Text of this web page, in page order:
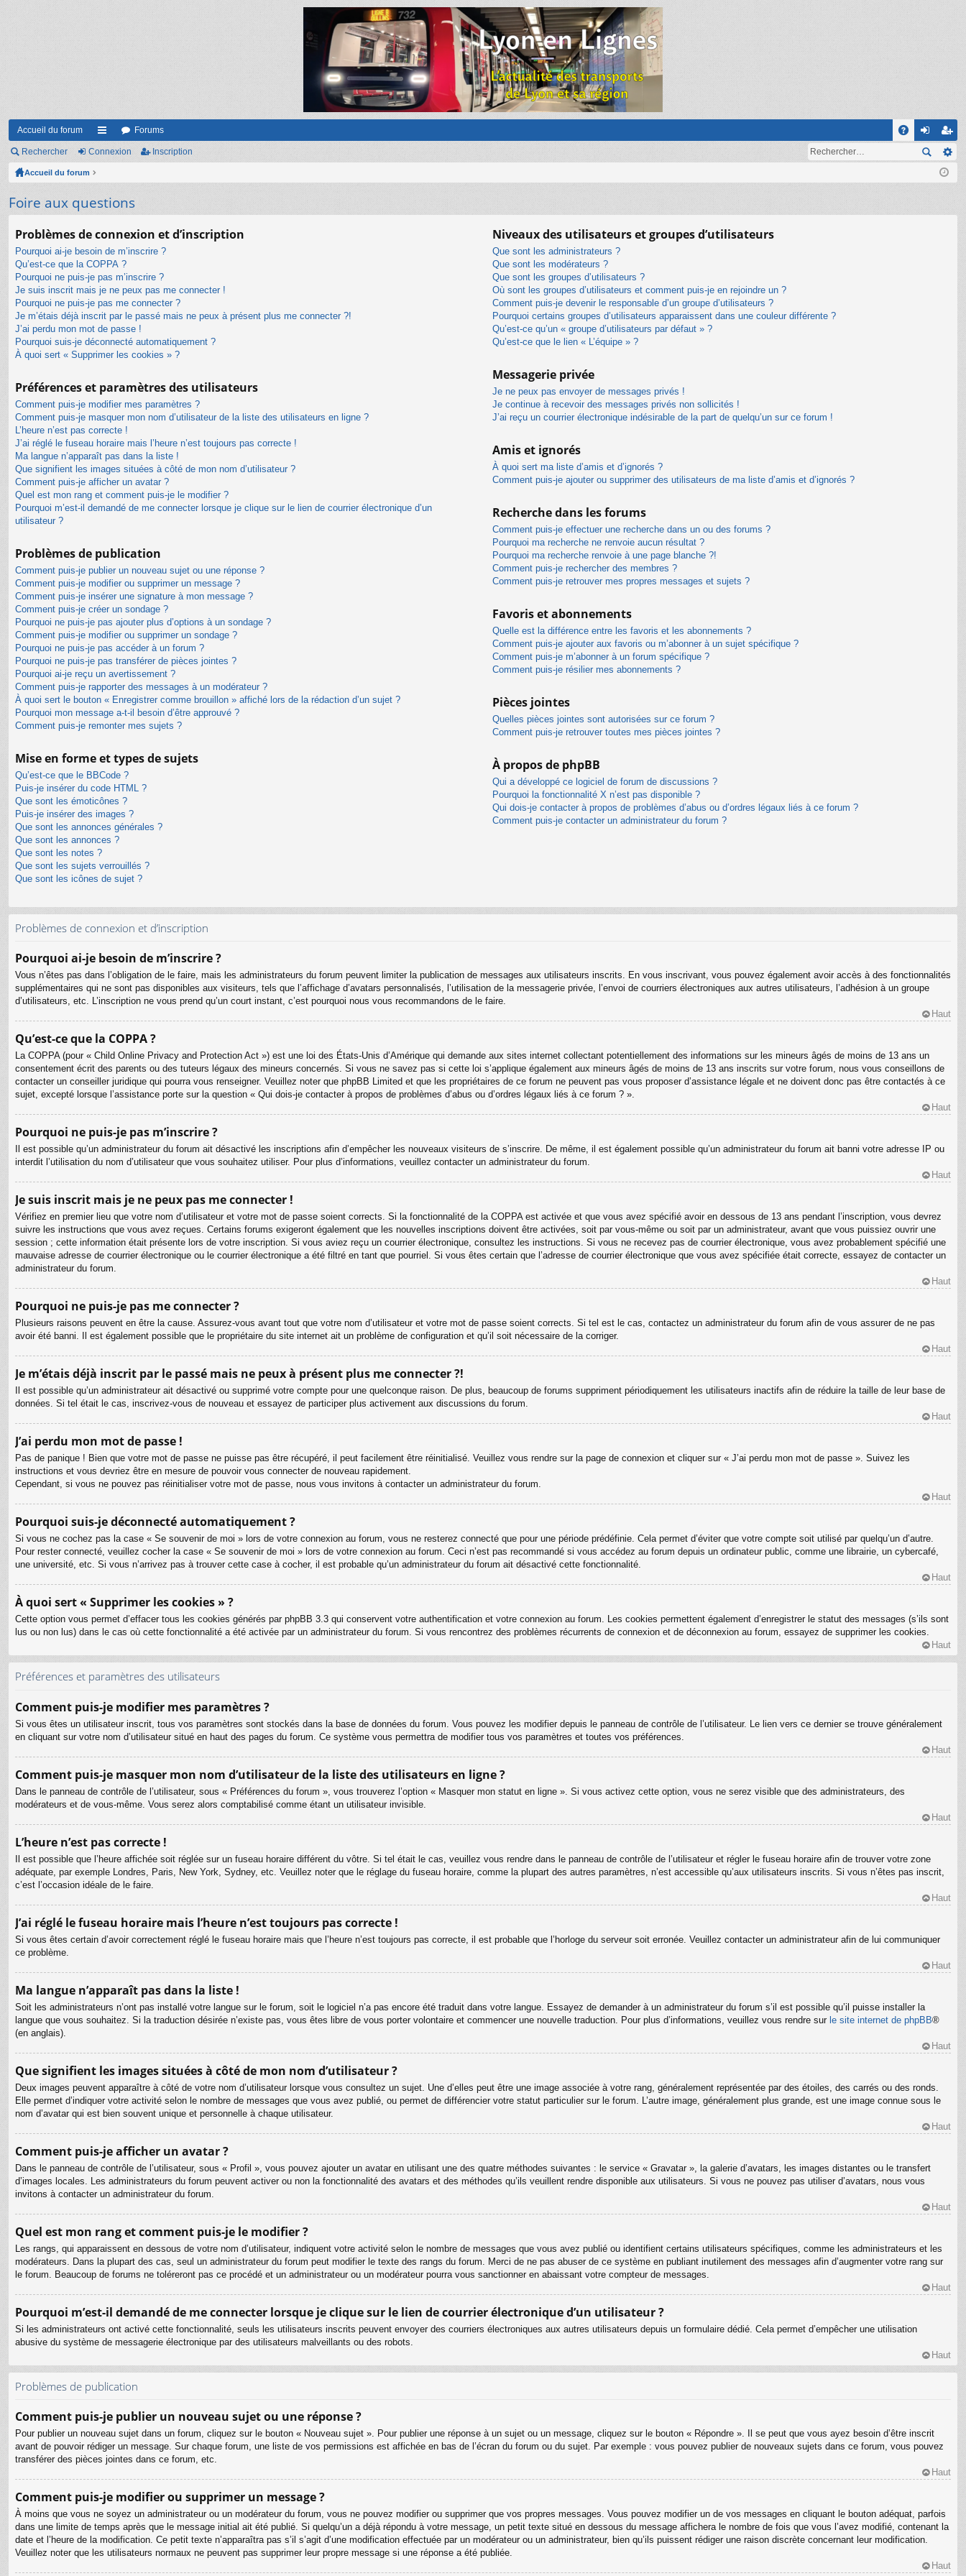
Accueil du forum
ac
ci
s
Forums
on
on
ns
cri
on
Rechercher Connexion Inscription
Accueil du forum
Foire aux questions
Problèmes de connexion et d’inscription
Pourquoi ai-je besoin de m’inscrire ?
Qu’est-ce que la COPPA ?
Pourquoi ne puis-je pas m’inscrire ?
Je suis inscrit mais je ne peux pas me connecter !
Pourquoi ne puis-je pas me connecter ?
Je m’étais déjà inscrit par le passé mais ne peux à présent plus me connecter ?!
J’ai perdu mon mot de passe !
Pourquoi suis-je déconnecté automatiquement ?
À quoi sert « Supprimer les cookies » ?
Préférences et paramètres des utilisateurs
Comment puis-je modifier mes paramètres ?
Comment puis-je masquer mon nom d’utilisateur de la liste des utilisateurs en ligne ?
L’heure n’est pas correcte !
J’ai réglé le fuseau horaire mais l’heure n’est toujours pas correcte !
Ma langue n’apparaît pas dans la liste !
Que signifient les images situées à côté de mon nom d’utilisateur ?
Comment puis-je afficher un avatar ?
Quel est mon rang et comment puis-je le modifier ?
Pourquoi m’est-il demandé de me connecter lorsque je clique sur le lien de courrier électronique d’un
utilisateur ?
Problèmes de publication
Comment puis-je publier un nouveau sujet ou une réponse ?
Comment puis-je modifier ou supprimer un message ?
Comment puis-je insérer une signature à mon message ?
Comment puis-je créer un sondage ?
Pourquoi ne puis-je pas ajouter plus d’options à un sondage ?
Comment puis-je modifier ou supprimer un sondage ?
Pourquoi ne puis-je pas accéder à un forum ?
Pourquoi ne puis-je pas transférer de pièces jointes ?
Pourquoi ai-je reçu un avertissement ?
Comment puis-je rapporter des messages à un modérateur ?
À quoi sert le bouton « Enregistrer comme brouillon » affiché lors de la rédaction d’un sujet ?
Pourquoi mon message a-t-il besoin d’être approuvé ?
Comment puis-je remonter mes sujets ?
Mise en forme et types de sujets
Qu’est-ce que le BBCode ?
Puis-je insérer du code HTML ?
Que sont les émoticônes ?
Puis-je insérer des images ?
Que sont les annonces générales ?
Que sont les annonces ?
Que sont les notes ?
Que sont les sujets verrouillés ?
Que sont les icônes de sujet ?
Niveaux des utilisateurs et groupes d’utilisateurs
Que sont les administrateurs ?
Que sont les modérateurs ?
Que sont les groupes d’utilisateurs ?
Où sont les groupes d’utilisateurs et comment puis-je en rejoindre un ?
Comment puis-je devenir le responsable d’un groupe d’utilisateurs ?
Pourquoi certains groupes d’utilisateurs apparaissent dans une couleur différente ?
Qu’est-ce qu’un « groupe d’utilisateurs par défaut » ?
Qu’est-ce que le lien « L’équipe » ?
Messagerie privée
Je ne peux pas envoyer de messages privés !
Je continue à recevoir des messages privés non sollicités !
J’ai reçu un courrier électronique indésirable de la part de quelqu’un sur ce forum !
Amis et ignorés
À quoi sert ma liste d’amis et d’ignorés ?
Comment puis-je ajouter ou supprimer des utilisateurs de ma liste d’amis et d’ignorés ?
Recherche dans les forums
Comment puis-je effectuer une recherche dans un ou des forums ?
Pourquoi ma recherche ne renvoie aucun résultat ?
Pourquoi ma recherche renvoie à une page blanche ?!
Comment puis-je rechercher des membres ?
Comment puis-je retrouver mes propres messages et sujets ?
Favoris et abonnements
Quelle est la différence entre les favoris et les abonnements ?
Comment puis-je ajouter aux favoris ou m’abonner à un sujet spécifique ?
Comment puis-je m’abonner à un forum spécifique ?
Comment puis-je résilier mes abonnements ?
Pièces jointes
Quelles pièces jointes sont autorisées sur ce forum ?
Comment puis-je retrouver toutes mes pièces jointes ?
À propos de phpBB
Qui a développé ce logiciel de forum de discussions ?
Pourquoi la fonctionnalité X n’est pas disponible ?
Qui dois-je contacter à propos de problèmes d’abus ou d’ordres légaux liés à ce forum ?
Comment puis-je contacter un administrateur du forum ?
Problèmes de connexion et d’inscription
Pourquoi ai-je besoin de m’inscrire ?
Vous n’êtes pas dans l’obligation de le faire, mais les administrateurs du forum peuvent limiter la publication de messages aux utilisateurs inscrits. En vous inscrivant, vous pouvez également avoir accès à des fonctionnalités
supplémentaires qui ne sont pas disponibles aux visiteurs, tels que l’affichage d’avatars personnalisés, l’utilisation de la messagerie privée, l’envoi de courriers électroniques aux autres utilisateurs, l’adhésion à un groupe
d’utilisateurs, etc. L’inscription ne vous prend qu’un court instant, c’est pourquoi nous vous recommandons de le faire.
Haut
Qu’est-ce que la COPPA ?
La COPPA (pour « Child Online Privacy and Protection Act ») est une loi des États-Unis d’Amérique qui demande aux sites internet collectant potentiellement des informations sur les mineurs âgés de moins de 13 ans un
consentement écrit des parents ou des tuteurs légaux des mineurs concernés. Si vous ne savez pas si cette loi s’applique également aux mineurs âgés de moins de 13 ans inscrits sur votre forum, nous vous conseillons de
contacter un conseiller juridique qui pourra vous renseigner. Veuillez noter que phpBB Limited et que les propriétaires de ce forum ne peuvent pas vous proposer d’assistance légale et ne doivent donc pas être contactés à ce
sujet, excepté lorsque l’assistance porte sur la question « Qui dois-je contacter à propos de problèmes d’abus ou d’ordres légaux liés à ce forum ? ».
Haut
Pourquoi ne puis-je pas m’inscrire ?
Il est possible qu’un administrateur du forum ait désactivé les inscriptions afin d’empêcher les nouveaux visiteurs de s’inscrire. De même, il est également possible qu’un administrateur du forum ait banni votre adresse IP ou
interdit l’utilisation du nom d’utilisateur que vous souhaitez utiliser. Pour plus d’informations, veuillez contacter un administrateur du forum.
Haut
Je suis inscrit mais je ne peux pas me connecter !
Vérifiez en premier lieu que votre nom d’utilisateur et votre mot de passe soient corrects. Si la fonctionnalité de la COPPA est activée et que vous avez spécifié avoir en dessous de 13 ans pendant l’inscription, vous devrez
suivre les instructions que vous avez reçues. Certains forums exigeront également que les nouvelles inscriptions doivent être activées, soit par vous-même ou soit par un administrateur, avant que vous puissiez ouvrir une
session ; cette information était présente lors de votre inscription. Si vous aviez reçu un courrier électronique, consultez les instructions. Si vous ne recevez pas de courrier électronique, vous avez probablement spécifié une
mauvaise adresse de courrier électronique ou le courrier électronique a été filtré en tant que pourriel. Si vous êtes certain que l’adresse de courrier électronique que vous avez spécifiée était correcte, essayez de contacter un
administrateur du forum.
Haut
Pourquoi ne puis-je pas me connecter ?
Plusieurs raisons peuvent en être la cause. Assurez-vous avant tout que votre nom d’utilisateur et votre mot de passe soient corrects. Si tel est le cas, contactez un administrateur du forum afin de vous assurer de ne pas
avoir été banni. Il est également possible que le propriétaire du site internet ait un problème de configuration et qu’il soit nécessaire de la corriger.
Haut
Je m’étais déjà inscrit par le passé mais ne peux à présent plus me connecter ?!
Il est possible qu’un administrateur ait désactivé ou supprimé votre compte pour une quelconque raison. De plus, beaucoup de forums suppriment périodiquement les utilisateurs inactifs afin de réduire la taille de leur base de
données. Si tel était le cas, inscrivez-vous de nouveau et essayez de participer plus activement aux discussions du forum.
Haut
J’ai perdu mon mot de passe !
Pas de panique ! Bien que votre mot de passe ne puisse pas être récupéré, il peut facilement être réinitialisé. Veuillez vous rendre sur la page de connexion et cliquer sur « J’ai perdu mon mot de passe ». Suivez les
instructions et vous devriez être en mesure de pouvoir vous connecter de nouveau rapidement.
Cependant, si vous ne pouvez pas réinitialiser votre mot de passe, nous vous invitons à contacter un administrateur du forum.
Haut
Pourquoi suis-je déconnecté automatiquement ?
Si vous ne cochez pas la case « Se souvenir de moi » lors de votre connexion au forum, vous ne resterez connecté que pour une période prédéfinie. Cela permet d’éviter que votre compte soit utilisé par quelqu’un d’autre.
Pour rester connecté, veuillez cocher la case « Se souvenir de moi » lors de votre connexion au forum. Ceci n’est pas recommandé si vous accédez au forum depuis un ordinateur public, comme une librairie, un cybercafé,
une université, etc. Si vous n’arrivez pas à trouver cette case à cocher, il est probable qu’un administrateur du forum ait désactivé cette fonctionnalité.
Haut
À quoi sert « Supprimer les cookies » ?
Cette option vous permet d’effacer tous les cookies générés par phpBB 3.3 qui conservent votre authentification et votre connexion au forum. Les cookies permettent également d’enregistrer le statut des messages (s’ils sont
lus ou non lus) dans le cas où cette fonctionnalité a été activée par un administrateur du forum. Si vous rencontrez des problèmes récurrents de connexion et de déconnexion au forum, essayez de supprimer les cookies.
Haut
Préférences et paramètres des utilisateurs
Comment puis-je modifier mes paramètres ?
Si vous êtes un utilisateur inscrit, tous vos paramètres sont stockés dans la base de données du forum. Vous pouvez les modifier depuis le panneau de contrôle de l’utilisateur. Le lien vers ce dernier se trouve généralement
en cliquant sur votre nom d’utilisateur situé en haut des pages du forum. Ce système vous permettra de modifier tous vos paramètres et toutes vos préférences.
Haut
Comment puis-je masquer mon nom d’utilisateur de la liste des utilisateurs en ligne ?
Dans le panneau de contrôle de l’utilisateur, sous « Préférences du forum », vous trouverez l’option « Masquer mon statut en ligne ». Si vous activez cette option, vous ne serez visible que des administrateurs, des
modérateurs et de vous-même. Vous serez alors comptabilisé comme étant un utilisateur invisible.
Haut
L’heure n’est pas correcte !
Il est possible que l’heure affichée soit réglée sur un fuseau horaire différent du vôtre. Si tel était le cas, veuillez vous rendre dans le panneau de contrôle de l’utilisateur et régler le fuseau horaire afin de trouver votre zone
adéquate, par exemple Londres, Paris, New York, Sydney, etc. Veuillez noter que le réglage du fuseau horaire, comme la plupart des autres paramètres, n’est accessible qu’aux utilisateurs inscrits. Si vous n’êtes pas inscrit,
c’est l’occasion idéale de le faire.
Haut
J’ai réglé le fuseau horaire mais l’heure n’est toujours pas correcte !
Si vous êtes certain d’avoir correctement réglé le fuseau horaire mais que l’heure n’est toujours pas correcte, il est probable que l’horloge du serveur soit erronée. Veuillez contacter un administrateur afin de lui communiquer
ce problème.
Haut
Ma langue n’apparaît pas dans la liste !
Soit les administrateurs n’ont pas installé votre langue sur le forum, soit le logiciel n’a pas encore été traduit dans votre langue. Essayez de demander à un administrateur du forum s’il est possible qu’il puisse installer la
langue que vous souhaitez. Si la traduction désirée n’existe pas, vous êtes libre de vous porter volontaire et commencer une nouvelle traduction. Pour plus d’informations, veuillez vous rendre sur le site internet de phpBB®
(en anglais).
Haut
Que signifient les images situées à côté de mon nom d’utilisateur ?
Deux images peuvent apparaître à côté de votre nom d’utilisateur lorsque vous consultez un sujet. Une d’elles peut être une image associée à votre rang, généralement représentée par des étoiles, des carrés ou des ronds.
Elle permet d’indiquer votre activité selon le nombre de messages que vous avez publié, ou permet de différencier votre statut particulier sur le forum. L’autre image, généralement plus grande, est une image connue sous le
nom d’avatar qui est bien souvent unique et personnelle à chaque utilisateur.
Haut
Comment puis-je afficher un avatar ?
Dans le panneau de contrôle de l’utilisateur, sous « Profil », vous pouvez ajouter un avatar en utilisant une des quatre méthodes suivantes : le service « Gravatar », la galerie d’avatars, les images distantes ou le transfert
d’images locales. Les administrateurs du forum peuvent activer ou non la fonctionnalité des avatars et des méthodes qu’ils veuillent rendre disponible aux utilisateurs. Si vous ne pouvez pas utiliser d’avatars, nous vous
invitons à contacter un administrateur du forum.
Haut
Quel est mon rang et comment puis-je le modifier ?
Les rangs, qui apparaissent en dessous de votre nom d’utilisateur, indiquent votre activité selon le nombre de messages que vous avez publié ou identifient certains utilisateurs spécifiques, comme les administrateurs et les
modérateurs. Dans la plupart des cas, seul un administrateur du forum peut modifier le texte des rangs du forum. Merci de ne pas abuser de ce système en publiant inutilement des messages afin d’augmenter votre rang sur
le forum. Beaucoup de forums ne toléreront pas ce procédé et un administrateur ou un modérateur pourra vous sanctionner en abaissant votre compteur de messages.
Haut
Pourquoi m’est-il demandé de me connecter lorsque je clique sur le lien de courrier électronique d’un utilisateur ?
Si les administrateurs ont activé cette fonctionnalité, seuls les utilisateurs inscrits peuvent envoyer des courriers électroniques aux autres utilisateurs depuis un formulaire dédié. Cela permet d’empêcher une utilisation
abusive du système de messagerie électronique par des utilisateurs malveillants ou des robots.
Haut
Problèmes de publication
Comment puis-je publier un nouveau sujet ou une réponse ?
Pour publier un nouveau sujet dans un forum, cliquez sur le bouton « Nouveau sujet ». Pour publier une réponse à un sujet ou un message, cliquez sur le bouton « Répondre ». Il se peut que vous ayez besoin d’être inscrit
avant de pouvoir rédiger un message. Sur chaque forum, une liste de vos permissions est affichée en bas de l’écran du forum ou du sujet. Par exemple : vous pouvez publier de nouveaux sujets dans ce forum, vous pouvez
transférer des pièces jointes dans ce forum, etc.
Haut
Comment puis-je modifier ou supprimer un message ?
À moins que vous ne soyez un administrateur ou un modérateur du forum, vous ne pouvez modifier ou supprimer que vos propres messages. Vous pouvez modifier un de vos messages en cliquant le bouton adéquat, parfois
dans une limite de temps après que le message initial ait été publié. Si quelqu’un a déjà répondu à votre message, un petit texte situé en dessous du message affichera le nombre de fois que vous l’avez modifié, contenant la
date et l’heure de la modification. Ce petit texte n’apparaîtra pas s’il s’agit d’une modification effectuée par un modérateur ou un administrateur, bien qu’ils puissent rédiger une raison discrète concernant leur modification.
Veuillez noter que les utilisateurs normaux ne peuvent pas supprimer leur propre message si une réponse a été publiée.
Haut